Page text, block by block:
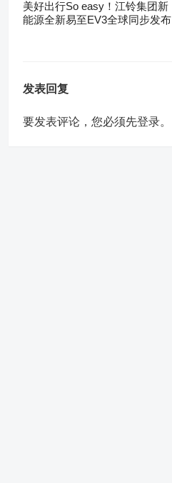
美好出行So easy！江铃集团新
能源全新易至EV3全球同步发布
发表回复
要发表评论，您必须先登录。